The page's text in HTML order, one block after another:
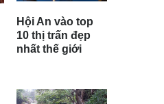
Hội An vào top
10 thị trấn đẹp
nhất thế giới